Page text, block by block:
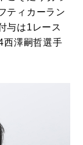
ティカーラン
与は1レース
西澤嗣哲選手